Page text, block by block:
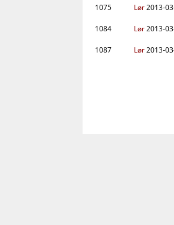
1075
Lør2013-
1084
Lør2013-
1087
Lør2013-